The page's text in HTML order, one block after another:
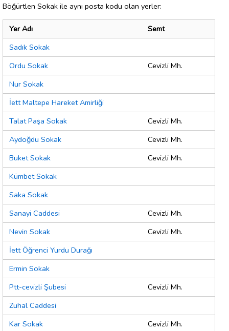
Böğürtlen Sokak ile aynı posta kodu olan yerler:
Yer Adı
Semt
Sadık Sokak
Ordu Sokak
Cevizli Mh.
Nur Sokak
İett Maltepe Hareket Amirliği
Talat Paşa Sokak
Cevizli Mh.
Aydoğdu Sokak
Cevizli Mh.
Buket Sokak
Cevizli Mh.
Kümbet Sokak
Saka Sokak
Sanayi Caddesi
Cevizli Mh.
Nevin Sokak
Cevizli Mh.
İett Öğrenci Yurdu Durağı
Ermin Sokak
Ptt-cevizli Şubesi
Cevizli Mh.
Zuhal Caddesi
Kar Sokak
Cevizli Mh.